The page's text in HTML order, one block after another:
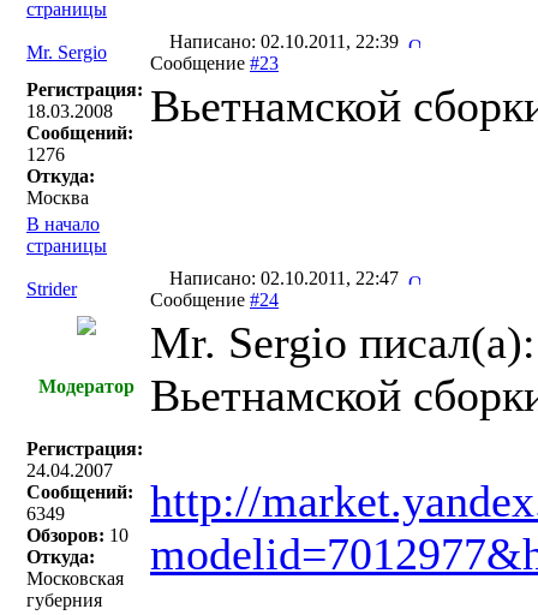
страницы
Mr. Sergio
Написано: 02.10.2011, 22:39
Сообщение #23
Регистрация:
18.03.2008
Сообщений:
1276
Откуда:
Москва
Вьетнамской
В начало
страницы
Strider
Написано: 02.10.2011, 22:47
Сообщение #24
Модератор
Регистрация:
24.04.2007
Сообщений:
6349
Обзоров: 10
Откуда:
Московская
губерния
Mr. Sergio писал(a):
Вьетнамской
http://